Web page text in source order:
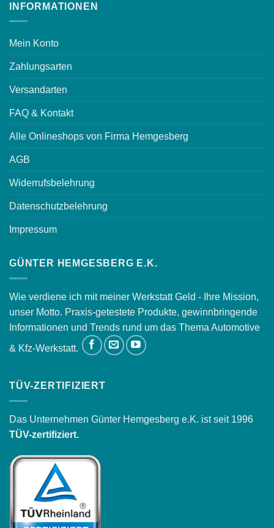
INFORMATIONEN
Mein Konto
Zahlungsarten
Versandarten
FAQ & Kontakt
Alle Onlineshops von Firma Hemgesberg
AGB
Widerrufsbelehrung
Datenschutzbelehrung
Impressum
GÜNTER HEMGESBERG E.K.
Wie verdiene ich mit meiner Werkstatt Geld - Ihre Mission,
unser Motto. Praxis-getestete Produkte, gewinnbringende
Informationen und Trends rund um das Thema Automotive
& Kfz-Werkstatt.
TÜV-ZERTIFIZIERT
Das Unternehmen Günter Hemgesberg e.K. ist seit 1996
TÜV-zertifiziert.